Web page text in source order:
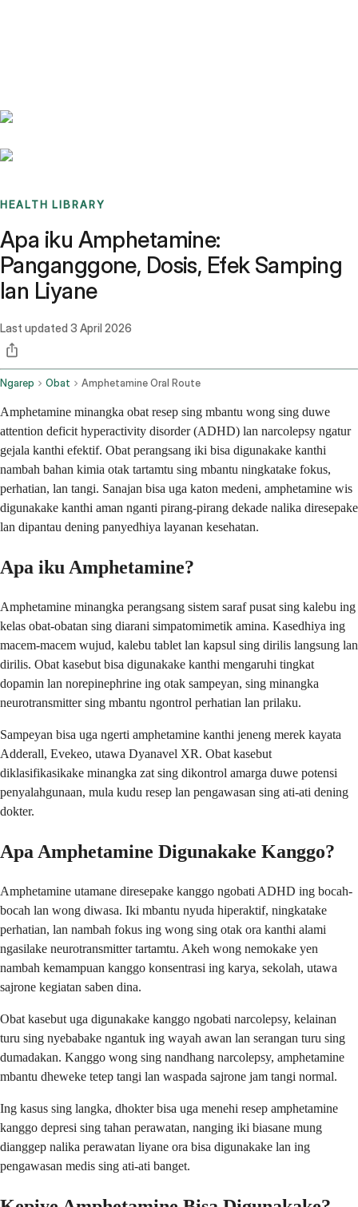
HEALTH LIBRARY
Apa iku Amphetamine:
Panganggone, Dosis, Efek Samping
lan Liyane
Last updated 3 April 2026
Ngarep Obat Amphetamine Oral Route
Amphetamine minangka obat resep sing mbantu wong sing duwe
attention deficit hyperactivity disorder (ADHD) lan narcolepsy ngatur
gejala kanthi efektif. Obat perangsang iki bisa digunakake kanthi
nambah bahan kimia otak tartamtu sing mbantu ningkatake fokus,
perhatian, lan tangi. Sanajan bisa uga katon medeni, amphetamine wis
digunakake kanthi aman nganti pirang-pirang dekade nalika diresepake
lan dipantau dening panyedhiya layanan kesehatan.
Apa iku Amphetamine?
Amphetamine minangka perangsang sistem saraf pusat sing kalebu ing
kelas obat-obatan sing diarani simpatomimetik amina. Kasedhiya ing
macem-macem wujud, kalebu tablet lan kapsul sing dirilis langsung lan
dirilis. Obat kasebut bisa digunakake kanthi mengaruhi tingkat
dopamin lan norepinephrine ing otak sampeyan, sing minangka
neurotransmitter sing mbantu ngontrol perhatian lan prilaku.
Sampeyan bisa uga ngerti amphetamine kanthi jeneng merek kayata
Adderall, Evekeo, utawa Dyanavel XR. Obat kasebut
diklasifikasikake minangka zat sing dikontrol amarga duwe potensi
penyalahgunaan, mula kudu resep lan pengawasan sing ati-ati dening
dokter.
Apa Amphetamine Digunakake Kanggo?
Amphetamine utamane diresepake kanggo ngobati ADHD ing bocah-
bocah lan wong diwasa. Iki mbantu nyuda hiperaktif, ningkatake
perhatian, lan nambah fokus ing wong sing otak ora kanthi alami
ngasilake neurotransmitter tartamtu. Akeh wong nemokake yen
nambah kemampuan kanggo konsentrasi ing karya, sekolah, utawa
sajrone kegiatan saben dina.
Obat kasebut uga digunakake kanggo ngobati narcolepsy, kelainan
turu sing nyebabake ngantuk ing wayah awan lan serangan turu sing
dumadakan. Kanggo wong sing nandhang narcolepsy, amphetamine
mbantu dheweke tetep tangi lan waspada sajrone jam tangi normal.
Ing kasus sing langka, dhokter bisa uga menehi resep amphetamine
kanggo depresi sing tahan perawatan, nanging iki biasane mung
dianggep nalika perawatan liyane ora bisa digunakake lan ing
pengawasan medis sing ati-ati banget.